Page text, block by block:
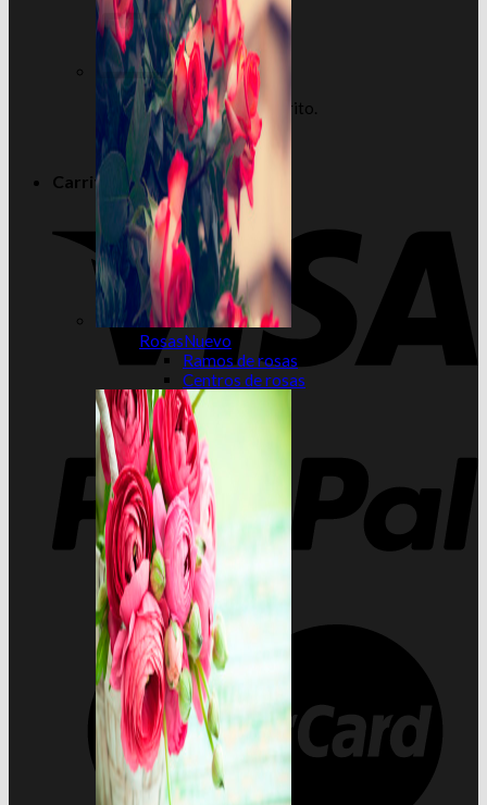
No hay productos en el carrito.
Volver a la tienda
Carrito
Rosas
Ramos de rosas
Centros de rosas